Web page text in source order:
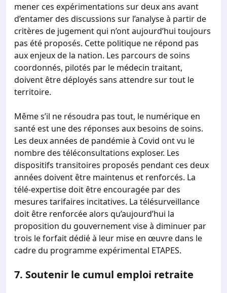
mener ces expérimentations sur deux ans avant
d’entamer des discussions sur l’analyse à partir de
critères de jugement qui n’ont aujourd’hui toujours
pas été proposés. Cette politique ne répond pas
aux enjeux de la nation. Les parcours de soins
coordonnés, pilotés par le médecin traitant,
doivent être déployés sans attendre sur tout le
territoire.
Même s’il ne résoudra pas tout, le numérique en
santé est une des réponses aux besoins de soins.
Les deux années de pandémie à Covid ont vu le
nombre des téléconsultations exploser. Les
dispositifs transitoires proposés pendant ces deux
années doivent être maintenus et renforcés. La
télé-expertise doit être encouragée par des
mesures tarifaires incitatives. La télésurveillance
doit être renforcée alors qu’aujourd’hui la
proposition du gouvernement vise à diminuer par
trois le forfait dédié à leur mise en œuvre dans le
cadre du programme expérimental ETAPES.
7. Soutenir le cumul emploi retraite